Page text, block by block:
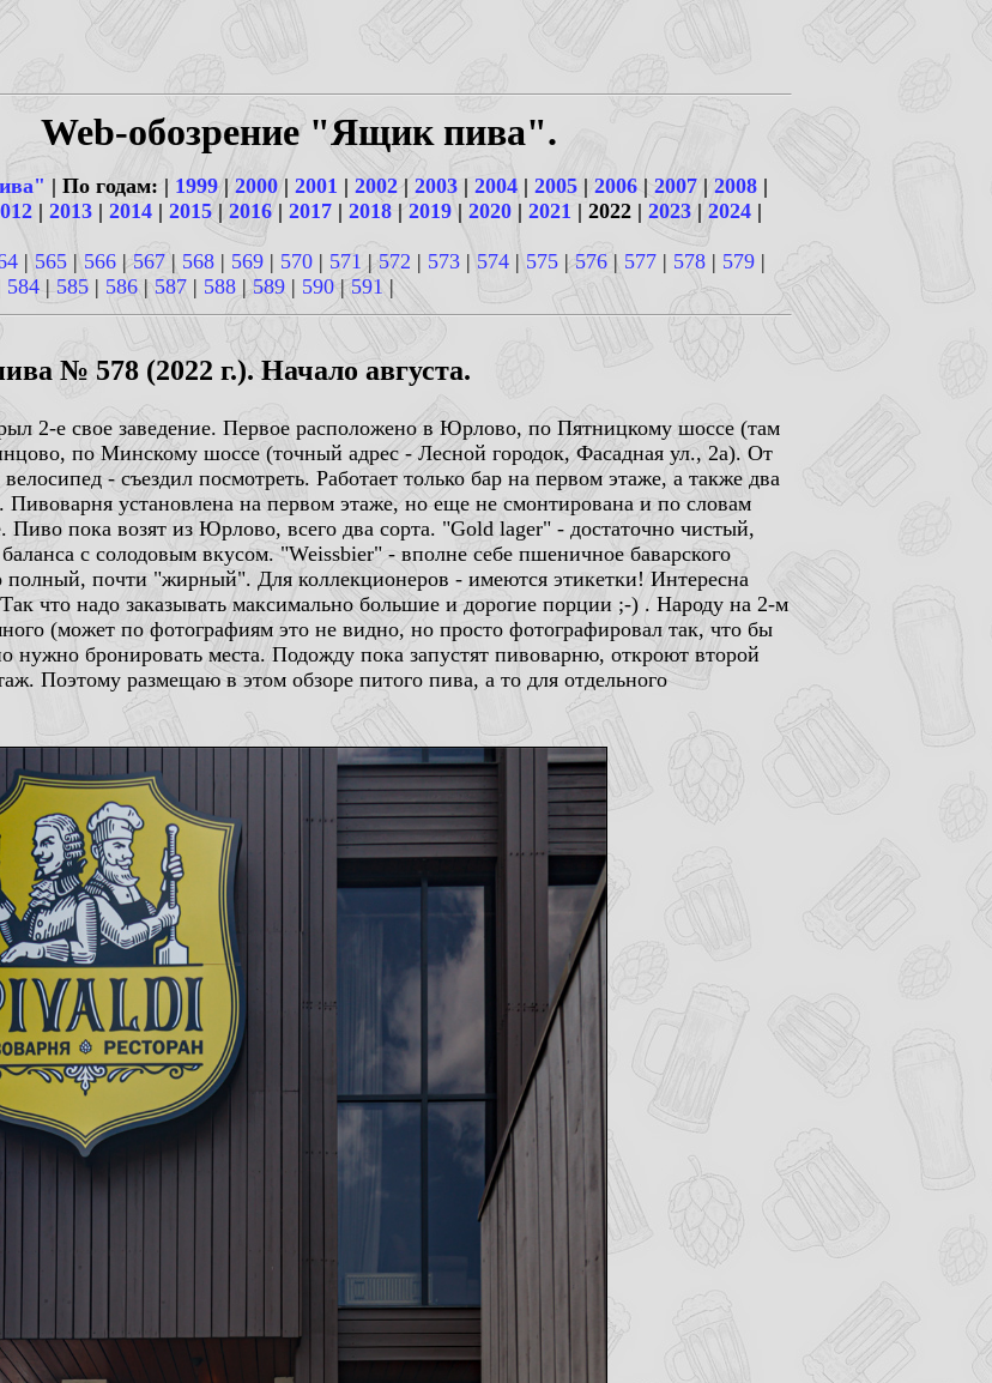
Web-обозрение "Ящик пива".
| По годам: | 1999| 2000| 2001 | 2002| 2003 | 2004 | 2005 | 2006 |2007 | 2008 |
| 2013 | 2014 | 2015 | 2016| 2017 | 2018 | 2019 | 2020 | 2021 | 2022 | 2023 | 2024 |
| 565 | 566 |567 | 568 | 569 | 570 | 571 |572 | 573 | 574 | 575 |576 | 577 | 578 | 579 |
584 | 585 | 586|587 | 588 |589 | 590|591|
№ 578 (2022 г.). Начало августа.
2-е свое заведение. Первое расположено в Юрлово, по Пятницкому шоссе (там
по Минскому шоссе (точный адрес - Лесной городок, Фасадная ул., 2а). От
- съездил посмотреть. Работает только бар на первом этаже, а также два
Пивоварня установлена на первом этаже, но еще не смонтирована и по словам
Пиво пока возят из Юрлово, всего два сорта. "Gold lager" - достаточно чистый,
с солодовым вкусом. "Weissbier" - вполне себе пшеничное баварского
полный, почти "жирный". Для коллекционеров - имеются этикетки! Интересна
что надо заказывать максимально большие и дорогие порции ;-) . Народу на 2-м
(может по фотографиям это не видно, но просто фотографировал так, что бы
бронировать места. Подожду пока запустят пивоварню, откроют второй
Поэтому размещаю в этом обзоре питого пива, а то для отдельного